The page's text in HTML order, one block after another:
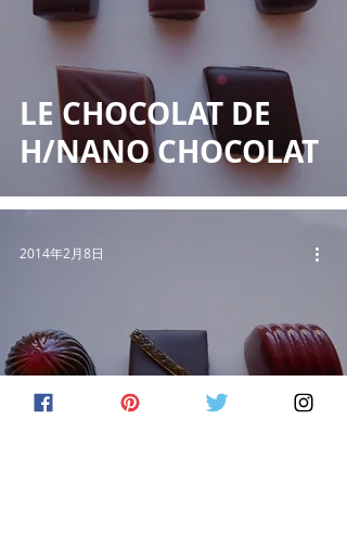
LE CHOCOLAT DE
H/NANO CHOCOLAT
2014年2月8日